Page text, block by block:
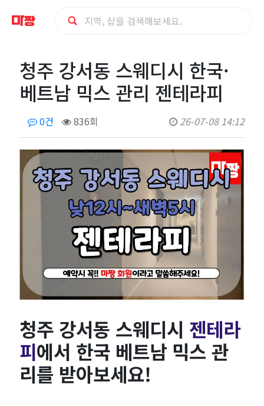
청
주
서
한
국
청주 강서동 스웨디시 한국·
베트남 믹스 관리 젠테라피
0건 836회 26-07-08 14:12
청주 강서동 스웨디시 젠테라
피에서 한국 베트남 믹스 관
리를 받아보세요!